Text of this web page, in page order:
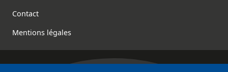
Contact
Mentions légales